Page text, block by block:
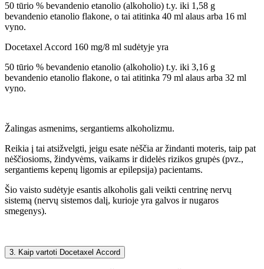
50 tūrio % bevandenio etanolio (alkoholio) t.y. iki 1,58 g
bevandenio etanolio flakone, o tai atitinka 40 ml alaus arba 16 ml
vyno.
Docetaxel Accord 160 mg/8 ml sudėtyje yra
50 tūrio % bevandenio etanolio (alkoholio) t.y. iki 3,16 g
bevandenio etanolio flakone, o tai atitinka 79 ml alaus arba 32 ml
vyno.
Žalingas asmenims, sergantiems alkoholizmu.
Reikia į tai atsižvelgti, jeigu esate nėščia ar žindanti moteris, taip pat
nėščiosioms, žindyvėms, vaikams ir didelės rizikos grupės (pvz.,
sergantiems kepenų ligomis ar epilepsija) pacientams.
Šio vaisto sudėtyje esantis alkoholis gali veikti centrinę nervų
sistemą (nervų sistemos dalį, kurioje yra galvos ir nugaros
smegenys).
3. Kaip vartoti Docetaxel Accord